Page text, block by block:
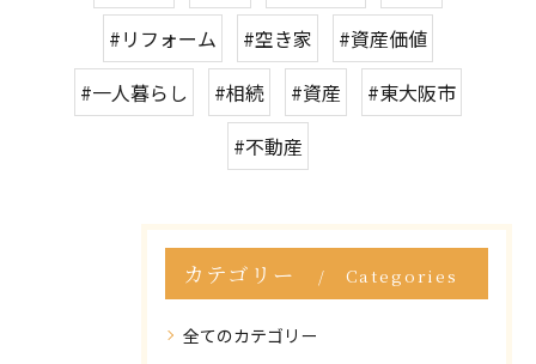
#リフォーム
#空き家
#資産価値
#一人暮らし
#相続 #資産
#東大阪市
#不動産
カテゴリー Categories
全てのカテゴリー